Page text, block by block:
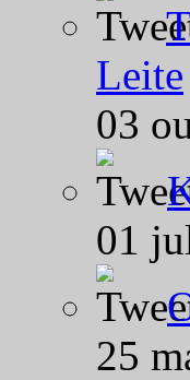
Leite
03
01
25